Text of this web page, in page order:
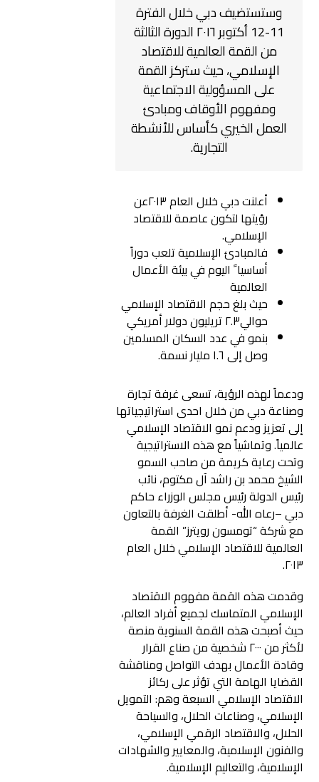
وستستضيف دبي خلال الفترة
11-12 أكتوبر ٢٠١٦ الدورة الثالثة
من القمة العالمية للاقتصاد
الإسلامي، حيث ستركز القمة
على المسؤولية الاجتماعية
ومفهوم الأوقاف ومبادئ
العمل الخيري كأساس للأنشطة
التجارية.
أعلنت دبي خلال العام ٢٠١٣عن
رؤيتها لتكون عاصمة للاقتصاد
الإسلامي.
فالمبادئ الإسلامية تلعب دوراً
أساسيا ً اليوم في بيئة الأعمال
العالمية
حيث بلغ حجم الاقتصاد الإسلامي
حوالي٢.٣ تريليون دولار أمريكي
بنمو في عدد السكان المسلمين
وصل إلى ١.٦ مليار نسمة.
ودعماً لهذه الرؤية، تسعى غرفة تجارة
وصناعة دبي من خلال احدى استراتيجياتها
إلى تعزيز ودعم نمو الاقتصاد الإسلامي
عالمياً. وتماشياً مع هذه الاستراتيجية
وتحت رعاية كريمة من صاحب السمو
الشيخ محمد بن راشد آل مكتوم، نائب
رئيس الدولة رئيس مجلس الوزراء حاكم
دبي –رعاه الله- أطلقت الغرفة بالتعاون
مع شركة “تومسون رويترز” القمة
العالمية للاقتصاد الإسلامي خلال العام
٢٠١٣.
وقدمت هذه القمة مفهوم الاقتصاد
الإسلامي المتماسك لجميع أفراد العالم،
حيث أصبحت هذه القمة السنوية منصة
لأكثر من ٢٠٠٠ شخصية من صناع القرار
وقادة الأعمال بهدف التواصل ومناقشة
القضايا الهامة التي تؤثر على ركائز
الاقتصاد الإسلامي السبعة وهم: التمويل
الإسلامي، وصناعات الحلال، والسياحة
الحلال، والاقتصاد الرقمي الإسلامي،
والفنون الإسلامية، والمعايير والشهادات
الإسلامية، والتعاليم الإسلامية.